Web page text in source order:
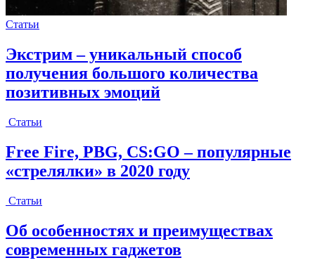
Статьи
Экстрим – уникальный способ
получения большого количества
позитивных эмоций
Статьи
Free Fire, PBG, CS:GO – популярные
«стрелялки» в 2020 году
Статьи
Об особенностях и преимуществах
современных гаджетов